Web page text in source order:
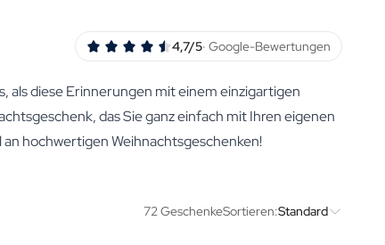
4,7/5· Google-Bewertungen
als diese Erinnerungen mit einem einzigartigen
das Sie ganz einfach mit Ihren eigenen
hochwertigen Weihnachtsgeschenken!
72 GeschenkeSortieren:Standard